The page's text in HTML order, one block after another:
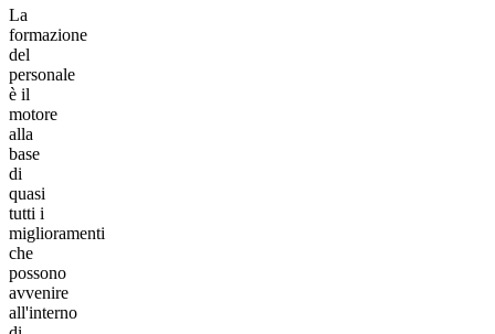
La
formazione
del
personale
è il
motore
alla
base
di
quasi
tutti i
miglioramenti
che
possono
avvenire
all'interno